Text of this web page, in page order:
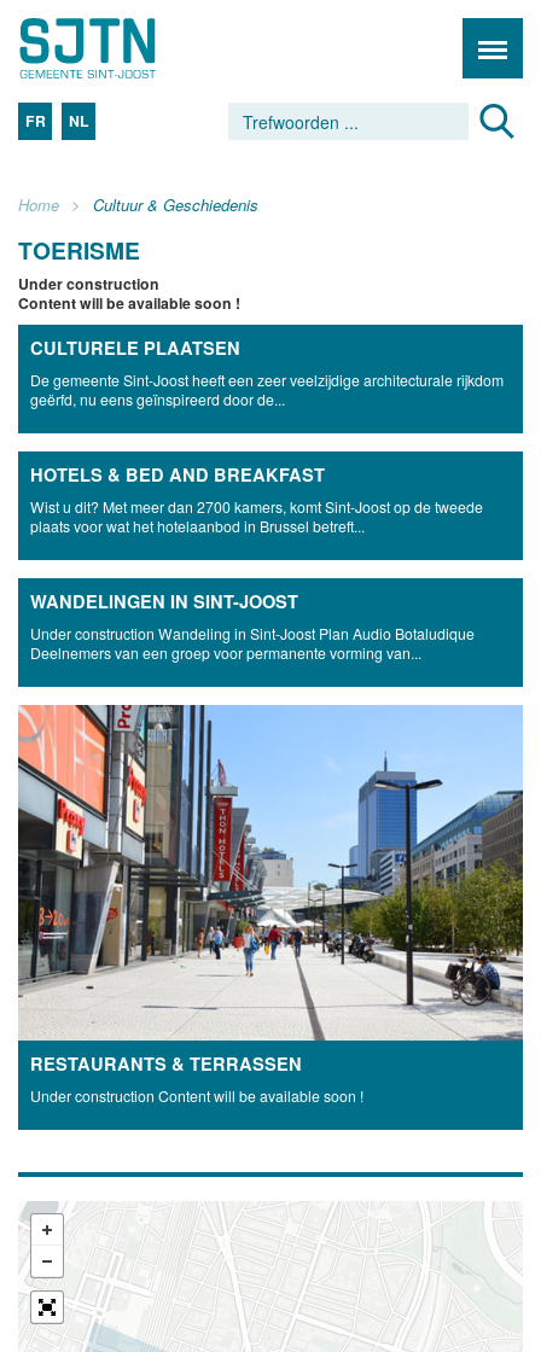
FR NL
Home Cultuur & Geschiedenis
TOERISME
Under construction
Content will be available soon !
CULTURELE PLAATSEN
De gemeente Sint-Joost heeft een zeer veelzijdige architecturale rijkdom
geërfd, nu eens geïnspireerd door de...
HOTELS & BED AND BREAKFAST
Wist u dit? Met meer dan 2700 kamers, komt Sint-Joost op de tweede
plaats voor wat het hotelaanbod in Brussel betreft...
WANDELINGEN IN SINT-JOOST
Under construction Wandeling in Sint-Joost Plan Audio Botaludique
Deelnemers van een groep voor permanente vorming van...
RESTAURANTS & TERRASSEN
Under construction Content will be available soon !